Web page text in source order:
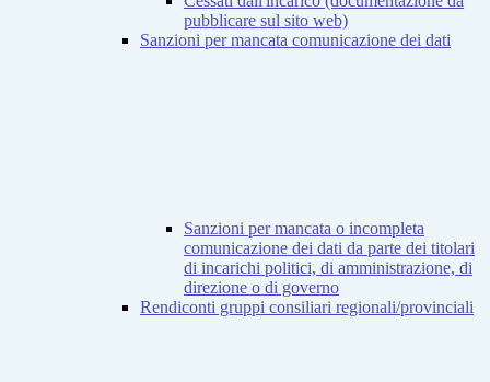
pubblicare sul sito web)
Sanzioni per mancata comunicazione dei dati
Sanzioni per mancata o incompleta
comunicazione dei dati da parte dei titolari
di incarichi politici, di amministrazione, di
direzione o di governo
Rendiconti gruppi consiliari regionali/provinciali